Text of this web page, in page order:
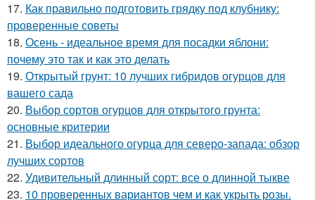
17. Как правильно подготовить грядку под клубнику:
проверенные советы
18. Осень - идеальное время для посадки яблони:
почему это так и как это делать
19. Открытый грунт: 10 лучших гибридов огурцов для
вашего сада
20. Выбор сортов огурцов для открытого грунта:
основные критерии
21. Выбор идеального огурца для северо-запада: обзор
лучших сортов
22. Удивительный длинный сорт: все о длинной тыкве
23. 10 проверенных вариантов чем и как укрыть розы.